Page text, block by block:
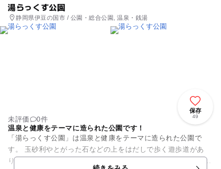
湯らっくす公園
静岡県伊豆の国市 / 公園・総合公園, 温泉・銭湯
保存
49
未評価
0件
温泉と健康をテーマに造られた公園です！
「湯らっくす公園」は温泉と健康をテーマに造られた公園で
す。 玉砂利やとがった石などの上をはだしで歩く遊歩道があ
り、足裏のツボを心地よく刺激してくれます。 歩き終わったら